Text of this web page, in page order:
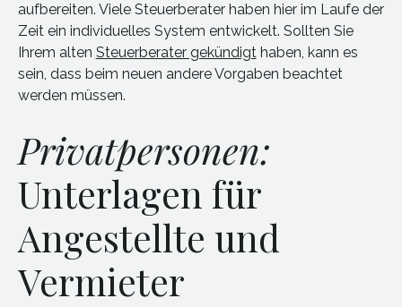
aufbereiten. Viele Steuerberater haben hier im Laufe der
Zeit ein individuelles System entwickelt. Sollten Sie
Ihrem alten Steuerberater gekündigthaben, kann es
sein, dass beim neuen andere Vorgaben beachtet
werden müssen.
Privatpersonen:
Unterlagen für
Angestellte und
Vermieter